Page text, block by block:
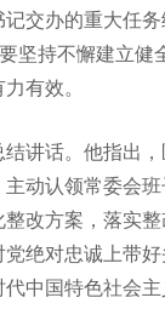
交办的重大任务
坚持不懈建立健
有效。
讲话。他指出
动认领常委会
整改方案，落实
绝对忠诚上带
中国特色社会主